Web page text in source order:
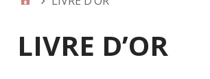
LIVRE D’OR